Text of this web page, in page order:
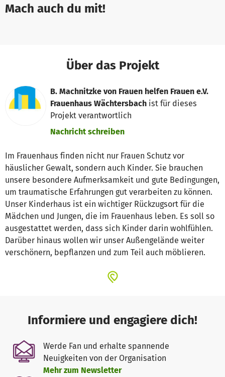
Mach auch du mit!
Über das Projekt
B. Machnitzke von Frauen helfen Frauen e.V.
Frauenhaus Wächtersbach ist für dieses
Projekt verantwortlich
Nachricht schreiben
Im Frauenhaus finden nicht nur Frauen Schutz vor
häuslicher Gewalt, sondern auch Kinder. Sie brauchen
unsere besondere Aufmerksamkeit und gute Bedingungen,
um traumatische Erfahrungen gut verarbeiten zu können.
Unser Kinderhaus ist ein wichtiger Rückzugsort für die
Mädchen und Jungen, die im Frauenhaus leben. Es soll so
ausgestattet werden, dass sich Kinder darin wohlfühlen.
Darüber hinaus wollen wir unser Außengelände weiter
verschönern, bepflanzen und zum Teil auch möblieren.
Informiere und engagiere dich!
Werde Fan und erhalte spannende
Neuigkeiten von der Organisation
Mehr zum Newsletter